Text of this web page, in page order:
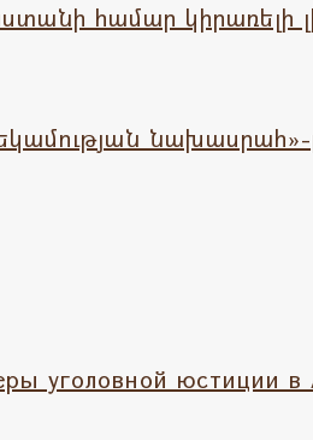
համար կիրառելի
նախասրահ»-
уголовной юстиции в